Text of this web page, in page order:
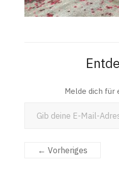
Melde dich für
← Vorheriges